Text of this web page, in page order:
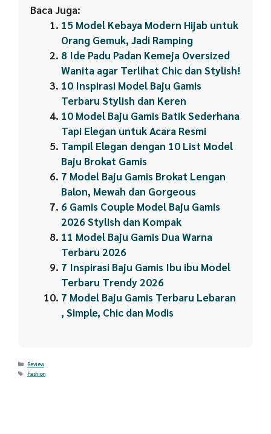
Baca Juga:
15 Model Kebaya Modern Hijab untuk
Orang Gemuk, Jadi Ramping
8 Ide Padu Padan Kemeja Oversized
Wanita agar Terlihat Chic dan Stylish!
10 Inspirasi Model Baju Gamis
Terbaru Stylish dan Keren
10 Model Baju Gamis Batik Sederhana
Tapi Elegan untuk Acara Resmi
Tampil Elegan dengan 10 List Model
Baju Brokat Gamis
7 Model Baju Gamis Brokat Lengan
Balon, Mewah dan Gorgeous
6 Gamis Couple Model Baju Gamis
2026 Stylish dan Kompak
11 Model Baju Gamis Dua Warna
Terbaru 2026
7 Inspirasi Baju Gamis Ibu ibu Model
Terbaru Trendy 2026
7 Model Baju Gamis Terbaru Lebaran
, Simple, Chic dan Modis
Categories
Review
Tags
Fashion